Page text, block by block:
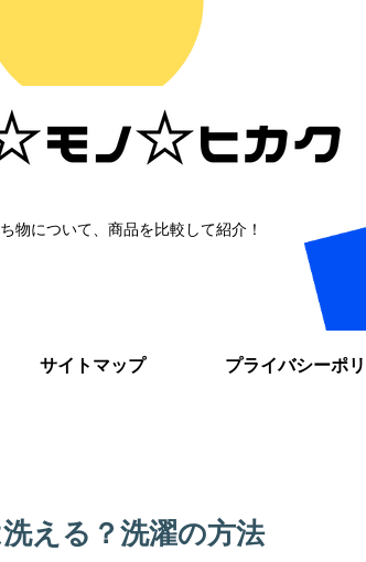
物について、商品を比較して紹介！
サイトマップ プライバシーポ
える？洗濯の方法